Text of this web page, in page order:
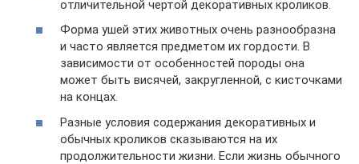
отличительной чертой декоративных кроликов.
Форма ушей этих животных очень разнообразна
и часто является предметом их гордости. В
зависимости от особенностей породы она
может быть висячей, закругленной, с кисточками
на концах.
Разные условия содержания декоративных и
обычных кроликов сказываются на их
продолжительности жизни. Если жизнь обычного